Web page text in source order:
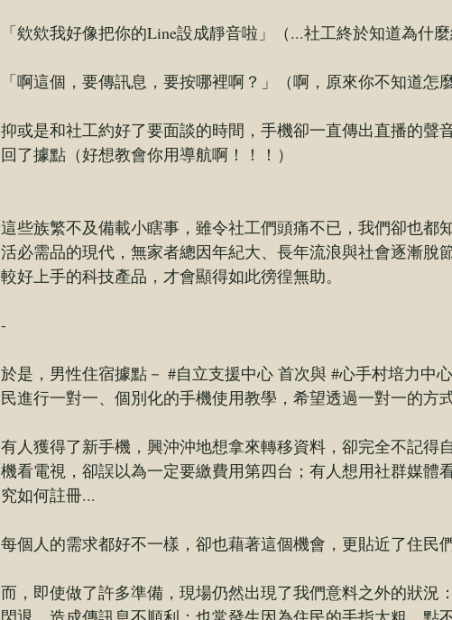
「欸欸我好像把你的Line設成靜音啦」（...社工終於知道為什麼
「啊這個，要傳訊息，要按哪裡啊？」（啊，原來你不知道怎
抑或是和社工約好了要面談的時間，手機卻一直傳出直播的聲
回了據點（好想教會你用導航啊！！！）
這些族繁不及備載小瞎事，雖令社工們頭痛不已，我們卻也都
活必需品的現代，無家者總因年紀大、長年流浪與社會逐漸脫
較好上手的科技產品，才會顯得如此徬徨無助。
-
於是，男性住宿據點－ #自立支援中心 首次與 #心手村培力中心
民進行一對一、個別化的手機使用教學，希望透過一對一的方
有人獲得了新手機，興沖沖地想拿來轉移資料，卻完全不記得
機看電視，卻誤以為一定要繳費用第四台；有人想用社群媒體
究如何註冊...
每個人的需求都好不一樣，卻也藉著這個機會，更貼近了住民
而，即使做了許多準備，現場仍然出現了我們意料之外的狀況